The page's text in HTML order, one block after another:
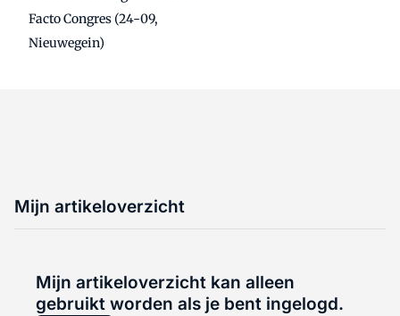
Facto Congres (24-09,
Nieuwegein)
Mijn artikeloverzicht
Mijn artikeloverzicht kan alleen
gebruikt worden als je bent ingelogd.